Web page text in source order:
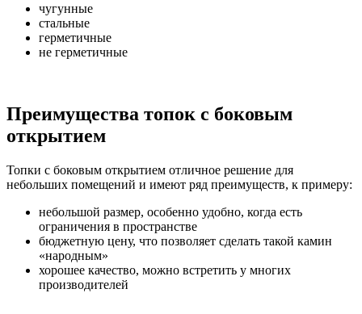
чугунные
стальные
герметичные
не герметичные
Преимущества топок с боковым
открытием
Топки с боковым открытием отличное решение для
небольших помещений и имеют ряд преимуществ, к примеру:
небольшой размер, особенно удобно, когда есть
ограничения в пространстве
бюджетную цену, что позволяет сделать такой камин
«народным»
хорошее качество, можно встретить у многих
производителей